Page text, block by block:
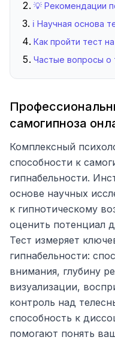
💡 Рекомендации
ℹ️ Научная основа
Как пройти тест
Частые вопросы о
самогипноза
Комплексный
способности к
гипнабельности.
основе научных
к гипнотическому
оценить потенциал
Тест измеряет
гипнабельности:
внимания, глубину
визуализации,
контроль над
способность к
помогают понять